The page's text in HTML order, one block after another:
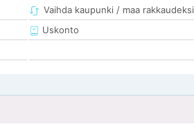
Vaihda kaupunki / maa rakkaudeksi
Uskonto